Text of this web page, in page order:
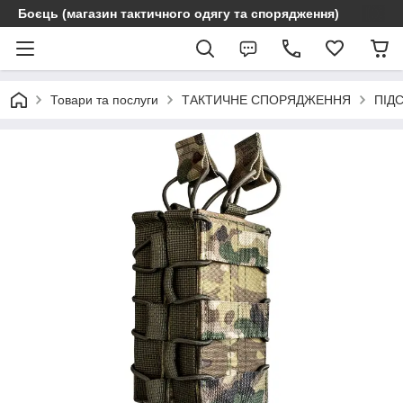
Боєць (магазин тактичного одягу та спорядження)
Товари та послуги ТАКТИЧНЕ СПОРЯДЖЕННЯ